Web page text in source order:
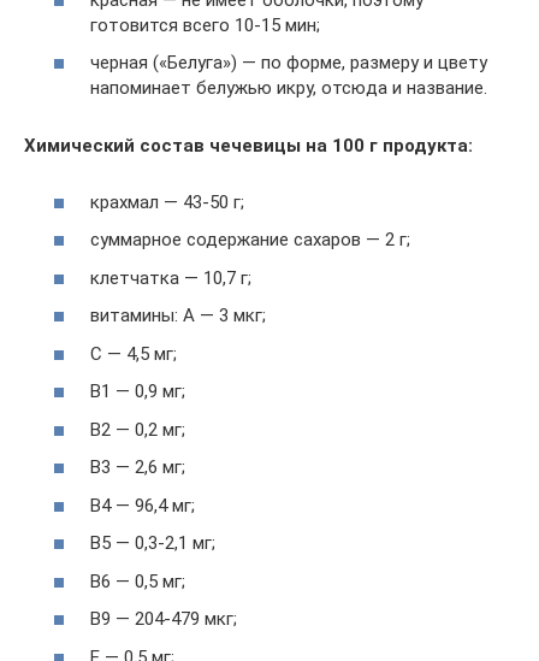
готовится всего 10-15 мин;
черная («Белуга») — по форме, размеру и цвету
напоминает белужью икру, отсюда и название.
Химический состав чечевицы на 100 г продукта:
крахмал — 43-50 г;
суммарное содержание сахаров — 2 г;
клетчатка — 10,7 г;
витамины: A — 3 мкг;
C — 4,5 мг;
B1 — 0,9 мг;
B2 — 0,2 мг;
B3 — 2,6 мг;
B4 — 96,4 мг;
B5 — 0,3-2,1 мг;
B6 — 0,5 мг;
B9 — 204-479 мкг;